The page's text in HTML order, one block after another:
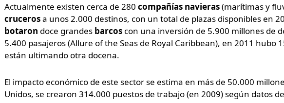
Actualmente existen cerca de 280 compañías navieras(marítimas y
crucerosa unos 2.000 destinos, con un total de plazas disponibles en
botaron doce grandes barcoscon una inversión de 5.900 millones de
5.400 pasajeros (Allure of the Seas de Royal Caribbean), en 2011 hubo
están ultimando otra docena.
El impacto económico de este sector se estima en más de 50.000
Unidos, se crearon 314.000 puestos de trabajo (en 2009) según datos